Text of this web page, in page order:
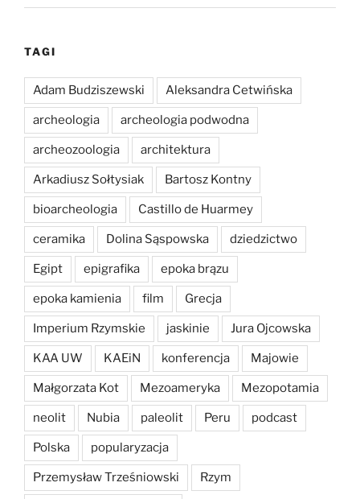
TAGI
Adam Budziszewski Aleksandra Cetwińska
archeologia archeologia podwodna
archeozoologia architektura
Arkadiusz Sołtysiak Bartosz Kontny
bioarcheologia Castillo de Huarmey
ceramika Dolina Sąspowska dziedzictwo
Egipt epigrafika epoka brązu
epoka kamienia film Grecja
Imperium Rzymskie jaskinie Jura Ojcowska
KAA UW KAEiN konferencja Majowie
Małgorzata Kot Mezoameryka Mezopotamia
neolit Nubia paleolit Peru podcast
Polska popularyzacja
Przemysław Trześniowski Rzym